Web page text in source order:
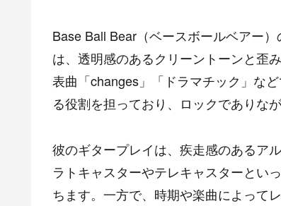
Base Ball Bear（ベースボールベアー
は、透明感のあるクリーントーンと歪
表曲「changes」「ドラマチック」な
る役割を担っており、ロックでありな
彼のギタープレイは、疾走感のあるア
ラトキャスターやテレキャスターとい
ちます。一方で、時期や楽曲によって